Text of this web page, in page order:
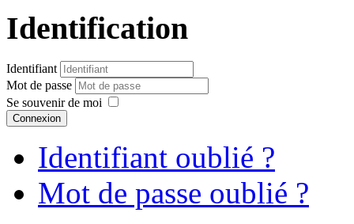
Identification
Identifiant
Mot de passe
Se souvenir de moi
Connexion
Identifiant oublié ?
Mot de passe oublié ?